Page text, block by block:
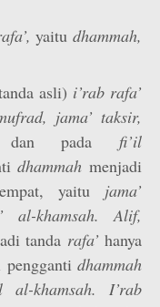
yaitudhammah,
asli) i’rab rafa’
jama’ taksir,
dan pada fi’il
dhammahmenjadi
yaitu jama’
al-khamsah. Alif,
tanda rafa’ hanya
penggantidhammah
al-khamsah. I’rab